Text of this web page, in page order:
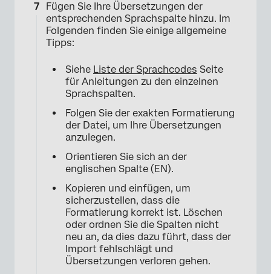
Fügen Sie Ihre Übersetzungen der
entsprechenden Sprachspalte hinzu. Im
Folgenden finden Sie einige allgemeine
Tipps:
Siehe Liste der Sprachcodes Seite
für Anleitungen zu den einzelnen
Sprachspalten.
Folgen Sie der exakten Formatierung
der Datei, um Ihre Übersetzungen
anzulegen.
Orientieren Sie sich an der
englischen Spalte (EN).
Kopieren und einfügen, um
sicherzustellen, dass die
Formatierung korrekt ist. Löschen
oder ordnen Sie die Spalten nicht
neu an, da dies dazu führt, dass der
Import fehlschlägt und
Übersetzungen verloren gehen.